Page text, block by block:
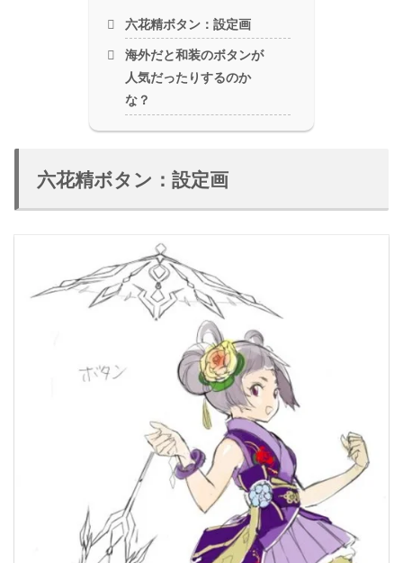
六花精ボタン：設定画
海外だと和装のボタンが
人気だったりするのか
な？
六花精ボタン：設定画